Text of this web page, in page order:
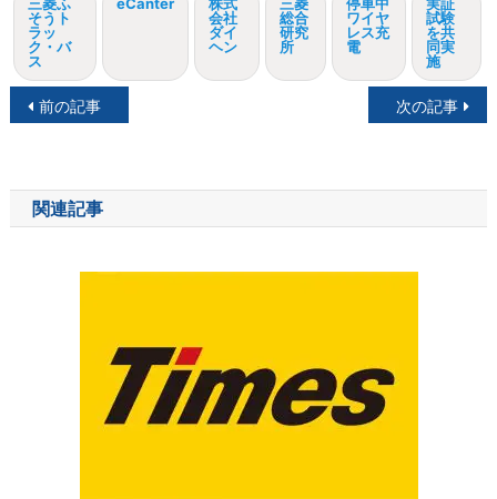
そうト
ラッ
ク・バ
ス
会社
ダイ
ヘン
総合
研究
所
ワイヤ
レス充
電
試験
を共
同実
施
投
ナ
ビ
前の記事 次の記事
関連記事